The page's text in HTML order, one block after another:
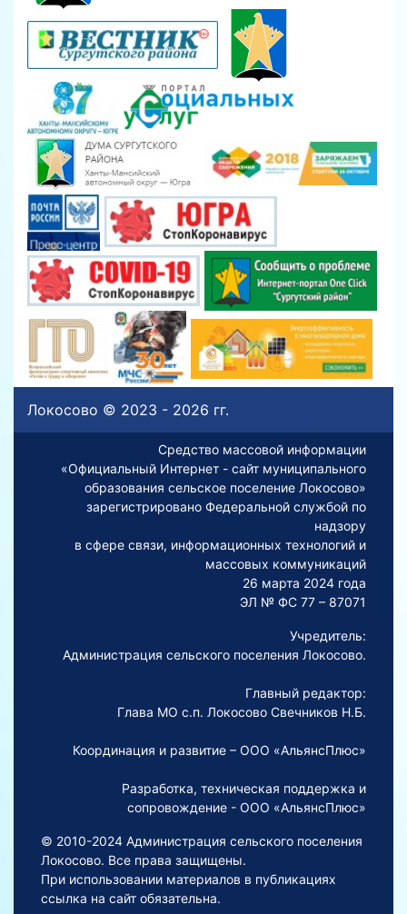
Локосово © 2023 - 2026 гг.
Средство массовой информации
«Официальный Интернет - сайт муниципального
образования сельское поселение Локосово»
зарегистрировано Федеральной службой по
надзору
в сфере связи, информационных технологий и
массовых коммуникаций
26 марта 2024 года
ЭЛ № ФС 77 – 87071
Учредитель:
Администрация сельского поселения Локосово.
Главный редактор:
Глава МО с.п. Локосово Свечников Н.Б.
Координация и развитие – ООО «АльянсПлюс»
Разработка, техническая поддержка и
сопровождение - ООО «АльянсПлюс»
© 2010-2024 Администрация сельского поселения
Локосово. Все права защищены.
При использовании материалов в публикациях
ссылка на сайт обязательна.